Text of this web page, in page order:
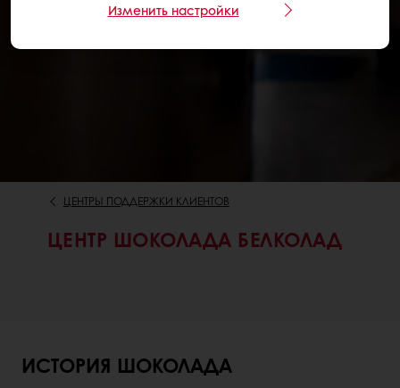
ЦЕНТРЫ ПОДДЕРЖКИ КЛИЕНТОВ
ЦЕНТР ШОКОЛАДА БЕЛКОЛАД
ИСТОРИЯ ШОКОЛАДА
Изменить настройки